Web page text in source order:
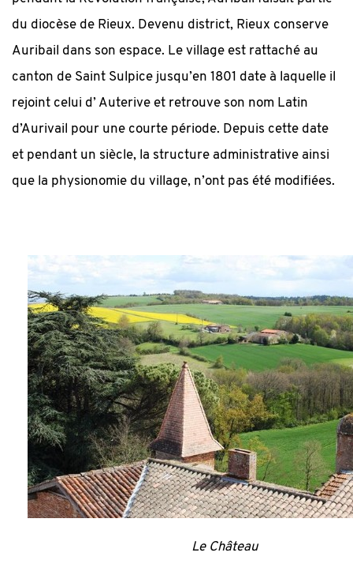
du diocèse de Rieux. Devenu district, Rieux conserve
Auribail dans son espace. Le village est rattaché au
canton de Saint Sulpice jusqu’en 1801 date à laquelle il
rejoint celui d’ Auterive et retrouve son nom Latin
d’Aurivail pour une courte période. Depuis cette date
et pendant un siècle, la structure administrative ainsi
que la physionomie du village, n’ont pas été modifiées.
Le Château